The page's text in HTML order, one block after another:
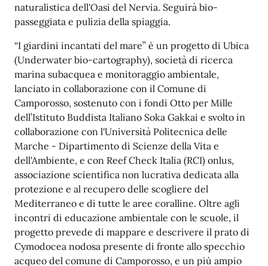
naturalistica dell'Oasi del Nervia. Seguirà bio-
passeggiata e pulizia della spiaggia.
“I giardini incantati del mare” è un progetto di Ubica
(Underwater bio-cartography), società di ricerca
marina subacquea e monitoraggio ambientale,
lanciato in collaborazione con il Comune di
Camporosso, sostenuto con i fondi Otto per Mille
dell’Istituto Buddista Italiano Soka Gakkai e svolto in
collaborazione con l'Università Politecnica delle
Marche - Dipartimento di Scienze della Vita e
dell'Ambiente, e con Reef Check Italia (RCI) onlus,
associazione scientifica non lucrativa dedicata alla
protezione e al recupero delle scogliere del
Mediterraneo e di tutte le aree coralline. Oltre agli
incontri di educazione ambientale con le scuole, il
progetto prevede di mappare e descrivere il prato di
Cymodocea nodosa presente di fronte allo specchio
acqueo del comune di Camporosso, e un più ampio